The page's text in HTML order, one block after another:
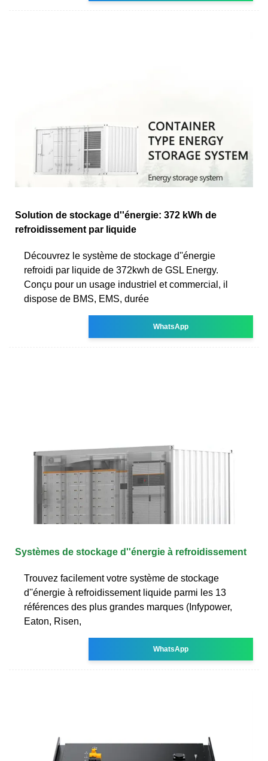
Solution de stockage d''énergie: 372 kWh de
refroidissement par liquide
Découvrez le système de stockage d''énergie
refroidi par liquide de 372kwh de GSL Energy.
Conçu pour un usage industriel et commercial, il
dispose de BMS, EMS, durée
WhatsApp
Systèmes de stockage d''énergie à refroidissement
Trouvez facilement votre système de stockage
d''énergie à refroidissement liquide parmi les 13
références des plus grandes marques (Infypower,
Eaton, Risen,
WhatsApp